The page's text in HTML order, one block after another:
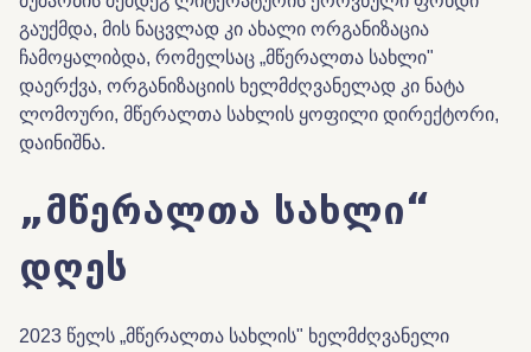
გაუქმდა, მის ნაცვლად კი ახალი ორგანიზაცია
ჩამოყალიბდა, რომელსაც „მწერალთა სახლი"
დაერქვა, ორგანიზაციის ხელმძღვანელად კი ნატა
ლომოური, მწერალთა სახლის ყოფილი დირექტორი,
დაინიშნა.
„მწერალთა სახლი“
დღეს
2023 წელს „მწერალთა სახლის" ხელმძღვანელი